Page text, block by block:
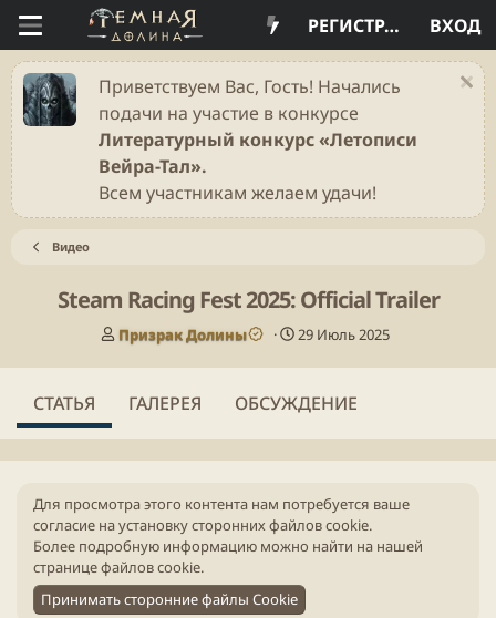
ВХОД
РЕГИСТРАЦИЯ
Приветствуем Вас, Гость! Начались
подачи на участие в конкурсе
Литературный конкурс «Летописи
Вейра-Тал».
Всем участникам желаем удачи!
Видео
Steam Racing Fest 2025: Official Trailer
А
Призрак Долины
Д
а
п
у
б
и
к
а
и
и
29 Июль 2025
СТАТЬЯ ГАЛЕРЕЯ ОБСУЖДЕНИЕ
Для просмотра этого контента нам потребуется ваше
согласие на установку сторонних файлов cookie.
Более подробную информацию можно найти на нашей
странице файлов cookie.
Принимать сторонние файлы Cookie